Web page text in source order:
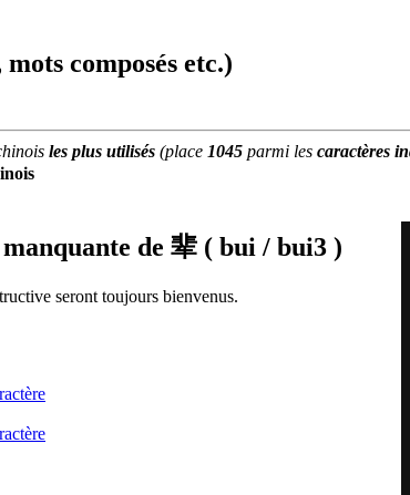
composés etc.)
les plus utilisés (place 1045 parmi les caractères
de 辈 ( bui / bui3 )
seront toujours bienvenus.